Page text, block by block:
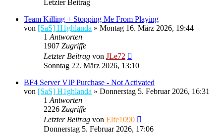
Letzter Beitrag
Team Killing + Stopping Me From Playing
von [SaS] H1ghlanda » Montag 16. März 2026, 19:44
1 Antworten
1907 Zugriffe
Letzter Beitrag von JLe72
Sonntag 22. März 2026, 13:10
BF4 Server VIP Purchase - Not Activated
von [SaS] H1ghlanda » Donnerstag 5. Februar 2026, 16:31
1 Antworten
2226 Zugriffe
Letzter Beitrag von Elfe1090
Donnerstag 5. Februar 2026, 17:06